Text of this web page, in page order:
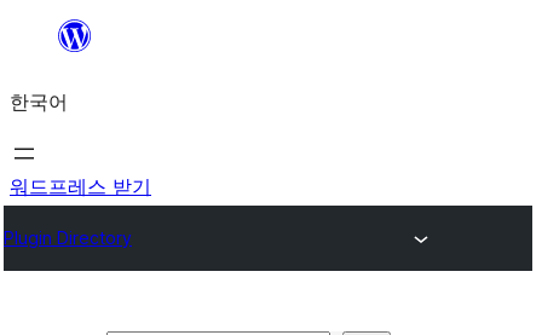
츠
로
바
가
한국어
워드프레스 받기
Plugin Directory